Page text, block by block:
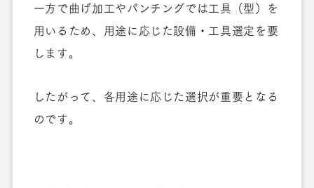
一方で曲げ加工やパンチングでは工具（型）を
用いるため、用途に応じた設備・工具選定を要
します。
したがって、各用途に応じた選択が重要となる
のです。